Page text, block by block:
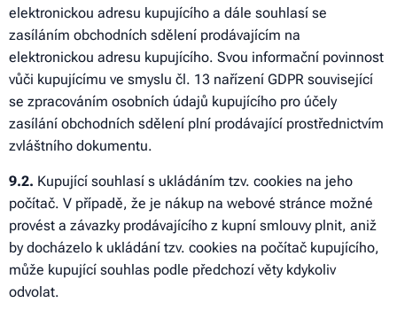
elektronickou adresu kupujícího a dále souhlasí se
zasíláním obchodních sdělení prodávajícím na
elektronickou adresu kupujícího. Svou informační povinnost
vůči kupujícímu ve smyslu čl. 13 nařízení GDPR související
se zpracováním osobních údajů kupujícího pro účely
zasílání obchodních sdělení plní prodávající prostřednictvím
zvláštního dokumentu.
9.2. Kupující souhlasí s ukládáním tzv. cookies na jeho
počítač. V případě, že je nákup na webové stránce možné
provést a závazky prodávajícího z kupní smlouvy plnit, aniž
by docházelo k ukládání tzv. cookies na počítač kupujícího,
může kupující souhlas podle předchozí věty kdykoliv
odvolat.